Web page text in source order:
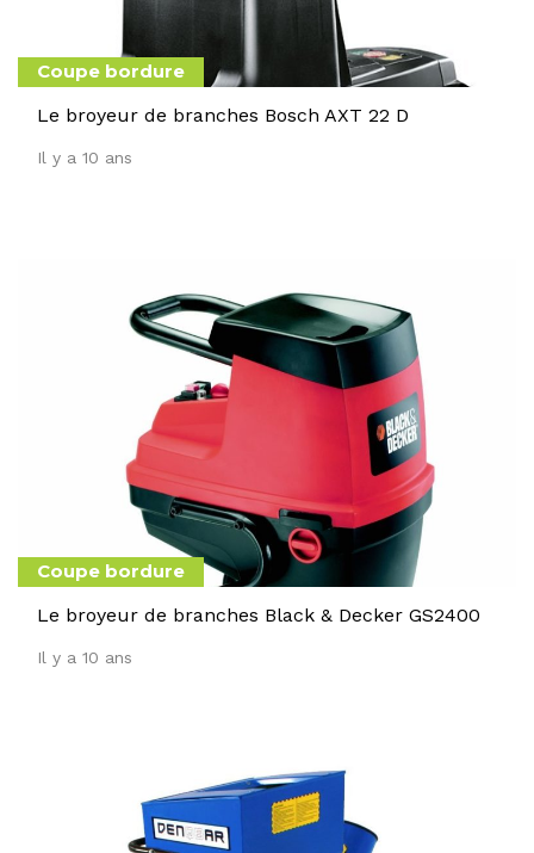
Coupe bordure
Le broyeur de branches Bosch AXT 22 D
Il y a 10 ans
Coupe bordure
Le broyeur de branches Black & Decker GS2400
Il y a 10 ans